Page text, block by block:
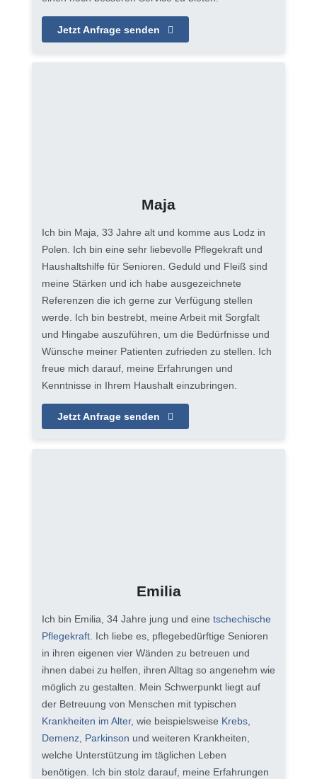
Jetzt Anfrage senden
Maja
Ich bin Maja, 33 Jahre alt und komme aus Lodz in
Polen. Ich bin eine sehr liebevolle Pflegekraft und
Haushaltshilfe für Senioren. Geduld und Fleiß sind
meine Stärken und ich habe ausgezeichnete
Referenzen die ich gerne zur Verfügung stellen
werde. Ich bin bestrebt, meine Arbeit mit Sorgfalt
und Hingabe auszuführen, um die Bedürfnisse und
Wünsche meiner Patienten zufrieden zu stellen. Ich
freue mich darauf, meine Erfahrungen und
Kenntnisse in Ihrem Haushalt einzubringen.
Jetzt Anfrage senden
Emilia
Ich bin Emilia, 34 Jahre jung und eine tschechische
Pflegekraft. Ich liebe es, pflegebedürftige Senioren
in ihren eigenen vier Wänden zu betreuen und
ihnen dabei zu helfen, ihren Alltag so angenehm wie
möglich zu gestalten. Mein Schwerpunkt liegt auf
der Betreuung von Menschen mit typischen
Krankheiten im Alter, wie beispielsweise Krebs,
Demenz, Parkinson und weiteren Krankheiten,
welche Unterstützung im täglichen Leben
benötigen. Ich bin stolz darauf, meine Erfahrungen